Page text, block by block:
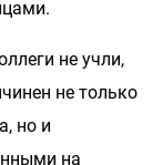
не учли,
не только
но и
на